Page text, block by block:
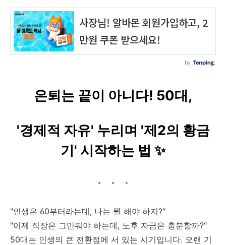
은퇴는 끝이 아니다! 50대,
'경제적 자유' 누리며 '제2의 황금
기' 시작하는 법 ✨
"인생은 60부터라는데, 나는 뭘 해야 하지?"
"이제 직장은 그만둬야 하는데, 노후 자금은 충분할까?"
50대는 인생의 큰 전환점에 서 있는 시기입니다. 오랜 기